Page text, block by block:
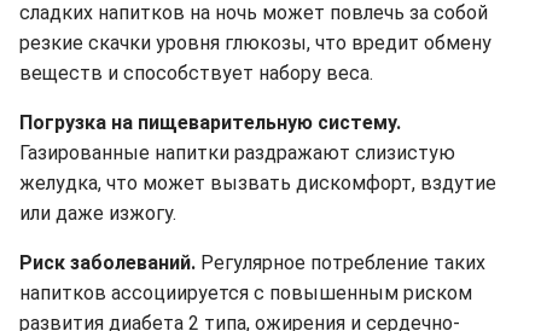
сладких напитков на ночь может повлечь за собой
резкие скачки уровня глюкозы, что вредит обмену
веществ и способствует набору веса.
Погрузка на пищеварительную систему.
Газированные напитки раздражают слизистую
желудка, что может вызвать дискомфорт, вздутие
или даже изжогу.
Риск заболеваний. Регулярное потребление таких
напитков ассоциируется с повышенным риском
развития диабета 2 типа, ожирения и сердечно-